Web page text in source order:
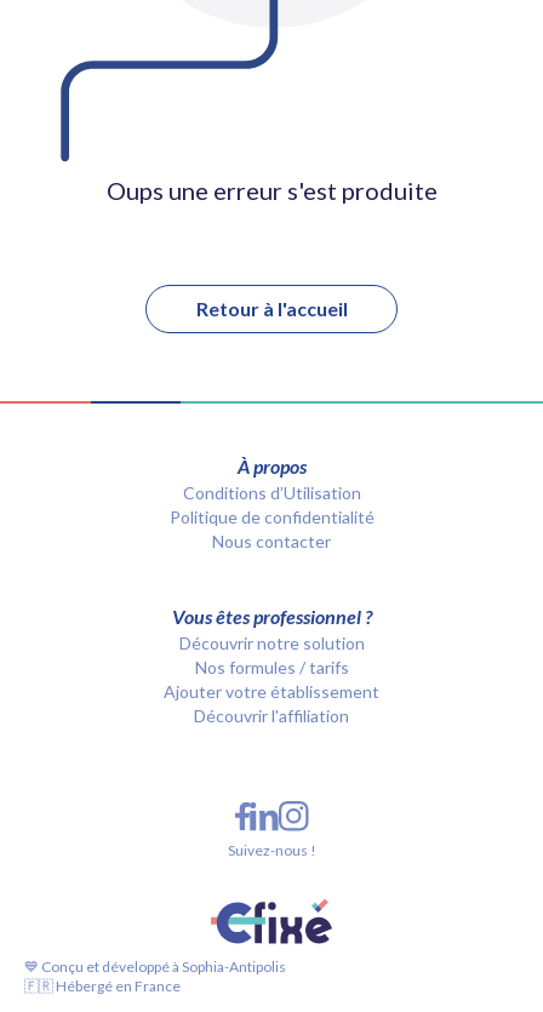
Oups une erreur s'est produite
Retour à l'accueil
À propos
Conditions d’Utilisation
Politique de confidentialité
Nous contacter
Vous êtes professionnel ?
Découvrir notre solution
Nos formules / tarifs
Ajouter votre établissement
Découvrir l'affiliation
💙 Conçu et développé à Sophia-Antipolis
🇫🇷 Hébergé en France
Suivez-nous !